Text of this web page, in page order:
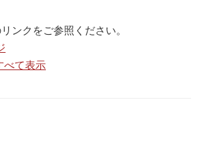
ンクをご参照ください。
て表示